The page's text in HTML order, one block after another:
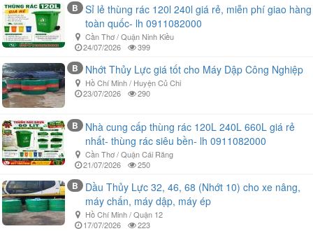
B
Sỉ lẻ thùng rác 120l 240l giá rẻ, miễn phí giao hàng
toàn quốc- lh 0911082000
Cần Thơ / Quận Ninh Kiều
24/07/2026
399
B Nhớt Thủy Lực giá tốt cho Máy Dập Công Nghiệp
Hồ Chí Minh / Huyện Củ Chi
23/07/2026
290
B
Nhà cung cấp thùng rác 120L 240L 660L giá rẻ
nhất- thùng rác siêu bền- lh 0911082000
Cần Thơ / Quận Cái Răng
21/07/2026
250
B
Dầu Thủy Lực 32, 46, 68 (Nhớt 10) cho xe nâng,
máy chấn, máy dập, máy ép
Hồ Chí Minh / Quận 12
17/07/2026
223